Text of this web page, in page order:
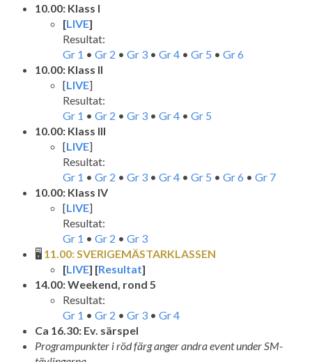
10.00: Klass I
[LIVE]
Resultat:
Gr 1 • Gr 2 • Gr 3 • Gr 4 • Gr 5 • Gr 6
10.00: Klass II
[LIVE]
Resultat:
Gr 1 • Gr 2 • Gr 3 • Gr 4 • Gr 5
10.00: Klass III
[LIVE]
Resultat:
Gr 1 • Gr 2 • Gr 3 • Gr 4 • Gr 5 • Gr 6 • Gr 7
10.00: Klass IV
[LIVE]
Resultat:
Gr 1 • Gr 2 • Gr 3
🖥️ 11.00: SVERIGEMÄSTARKLASSEN
[LIVE] [Resultat]
14.00: Weekend, rond 5
Resultat:
Gr 1 • Gr 2 • Gr 3 • Gr 4
Ca 16.30: Ev. särspel
Programpunkter i röd färg anger andra event under SM-